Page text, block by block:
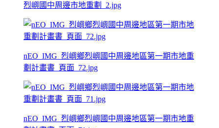
烈嶼國中周邊市地重劃_2.jpg
nEO_IMG_烈嶼鄉烈嶼國中周邊地區第一期市地重
劃計畫書_頁面_72.jpg
nEO_IMG_烈嶼鄉烈嶼國中周邊地區第一期市地重